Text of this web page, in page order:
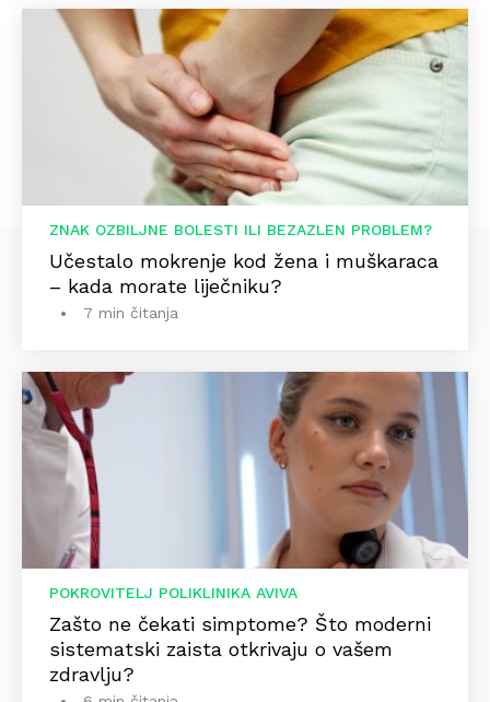
ZNAK OZBILJNE BOLESTI ILI BEZAZLEN PROBLEM?
Učestalo mokrenje kod žena i muškaraca
– kada morate liječniku?
7 min čitanja
POKROVITELJ POLIKLINIKA AVIVA
Zašto ne čekati simptome? Što moderni
sistematski zaista otkrivaju o vašem
zdravlju?